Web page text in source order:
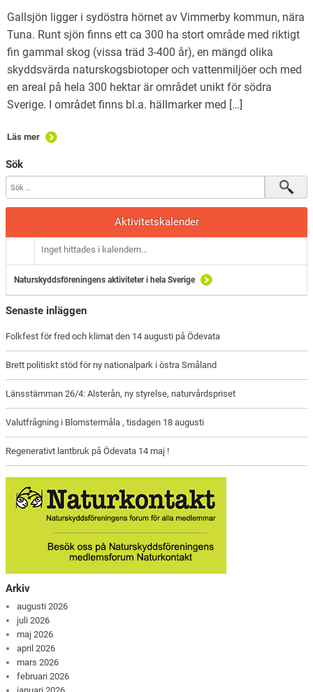
Gallsjön ligger i sydöstra hörnet av Vimmerby kommun, nära
Tuna. Runt sjön finns ett ca 300 ha stort område med riktigt
fin gammal skog (vissa träd 3-400 år), en mängd olika
skyddsvärda naturskogsbiotoper och vattenmiljöer och med
en areal på hela 300 hektar är området unikt för södra
Sverige. I området finns bl.a. hällmarker med […]
Läs mer
Sök
Aktivitetskalender
Inget hittades i kalendern...
Naturskyddsföreningens aktiviteter i hela Sverige
Senaste inläggen
Folkfest för fred och klimat den 14 augusti på Ödevata
Brett politiskt stöd för ny nationalpark i östra Småland
Länsstämman 26/4: Alsterån, ny styrelse, naturvårdspriset
Valutfrågning i Blomstermåla , tisdagen 18 augusti
Regenerativt lantbruk på Ödevata 14 maj !
Arkiv
augusti 2026
juli 2026
maj 2026
april 2026
mars 2026
februari 2026